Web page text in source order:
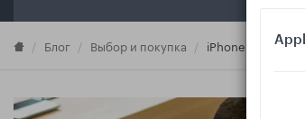
Блог Выбор и покупка iPhone 17, 16 и